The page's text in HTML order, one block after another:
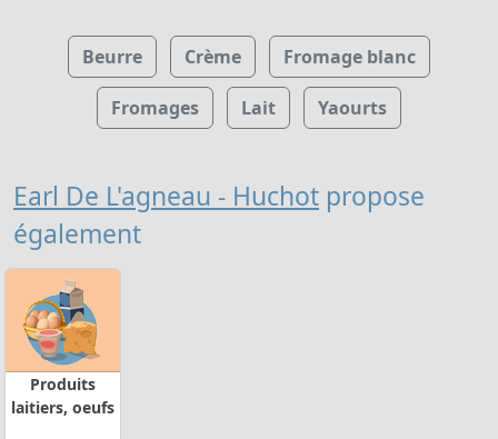
Beurre Crème Fromage blanc
Fromages Lait Yaourts
Earl De L'agneau - Huchot propose
également
Produits
laitiers, oeufs